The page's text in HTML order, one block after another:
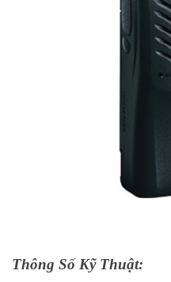
Thông Số Kỹ Thuật: